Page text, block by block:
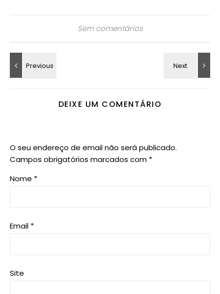
Sem comentários
DEIXE UM COMENTÁRIO
O seu endereço de email não será publicado.
Campos obrigatórios marcados com *
Nome *
Email *
Site